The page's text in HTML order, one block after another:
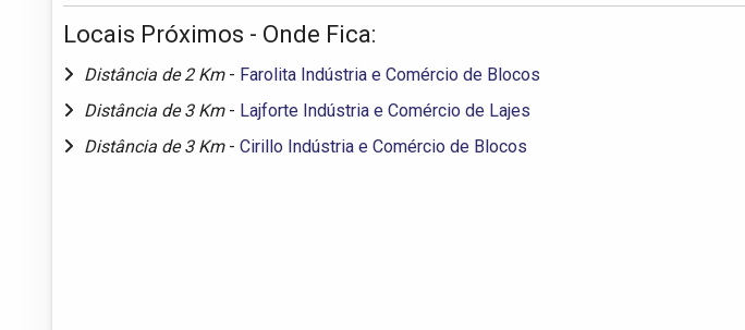
Locais Próximos - Onde Fica:
Distância de 2 Km - Farolita Indústria e Comércio de Blocos
Distância de 3 Km - Lajforte Indústria e Comércio de Lajes
Distância de 3 Km - Cirillo Indústria e Comércio de Blocos